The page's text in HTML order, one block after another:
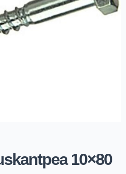
10×80